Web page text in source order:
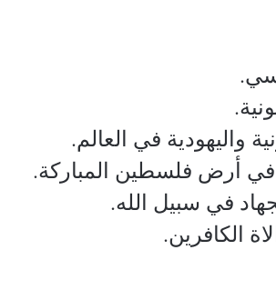
واليهودية في العالم.
أرض فلسطين المباركة.
في سبيل الله.
الكافرين.